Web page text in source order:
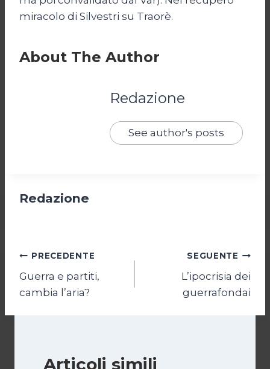
miracolo di Silvestri su Traorè.
About The Author
Redazione
See author's posts
Redazione
Navigazione
articoli
PRECEDENTE
Guerra e partiti,
cambia l’aria?
SEGUENTE
L’ipocrisia dei
guerrafondai
Articoli simili